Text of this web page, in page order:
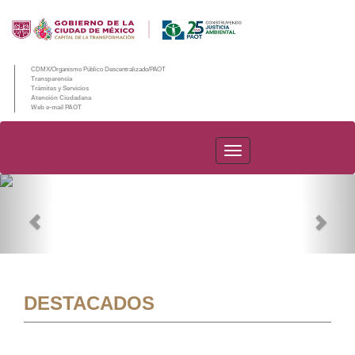
CDMX/Organismo Público Descentralizado/PAOT
Transparencia
Trámites y Servicios
Atención Ciudadana
Web e-mail PAOT
PAOT
DESTACADOS